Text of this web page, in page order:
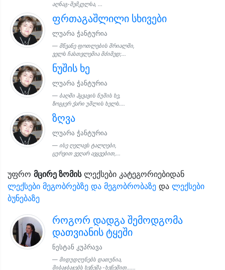
აღნაგ-შემკულსა, ...
ფრთაგაშლილი სხივები
ლუარა ჭანტურია
მწვანე ფოთლების შრიალში,
ველს ჩასთვლემია მძიმედ;...
ნუშის ხე
ლუარა ჭანტურია
ბაღში ჰყვავის ნუშის ხე,
ზოგჯერ ქარი უშლის ხელს....
ზღვა
ლუარა ჭანტურია
ისე ღელავს ტალღები,
ცურვით ვეღარ ავყვებით,...
უფრო მცირე ზომისლექსები კატეგორიებიდან
ლექსები მეგობრებზე და მეგობრობაზე და ლექსები
ბუნებაზე
როგორ დადგა შემოდგომა
დათვიანის ტყეში
ნესტან კუპრავა
მიდუდღუნებს დათუნია,
მიბაჯბაჯებს ხვნეშა -ხვნეშით......